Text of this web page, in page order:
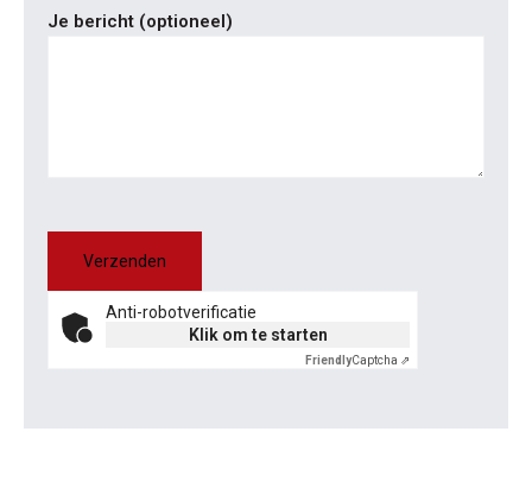
Je bericht (optioneel)
Anti-robotverificatie
Klik om te starten
FriendlyCaptcha ⇗